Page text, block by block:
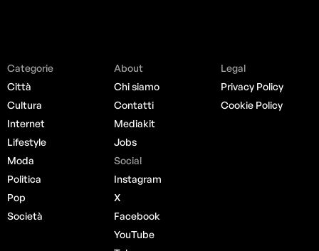
Categorie
Città
Cultura
Internet
Lifestyle
Moda
Politica
Pop
Società
About
Chi siamo
Contatti
Mediakit
Jobs
Social
Instagram
X
Facebook
YouTube
Legal
Privacy Policy
Cookie Policy